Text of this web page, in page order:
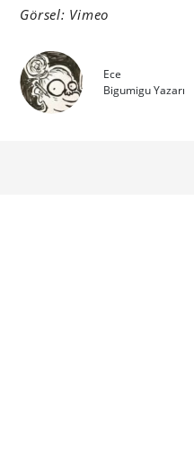
Görsel: Vimeo
Ece
Bigumigu Yazarı